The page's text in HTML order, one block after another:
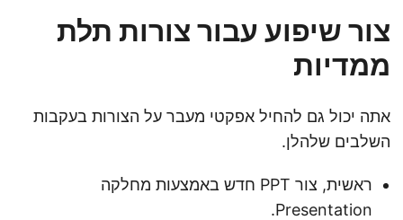
צור שיפוע עבור צורות תלת
ממדיות
אתה יכול גם להחיל אפקטי מעבר על הצורות בעקבות
השלבים שלהלן.
ראשית, צור PPT חדש באמצעות מחלקה
Presentation.